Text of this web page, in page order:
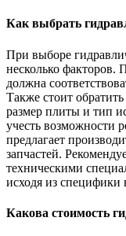
Как выбрать
При выборе
несколько факторов.
должна
Также стоит
размер плиты и тип
учесть возможности
предлагает
запчастей.
техническими
исходя из специфики
Какова стоимость